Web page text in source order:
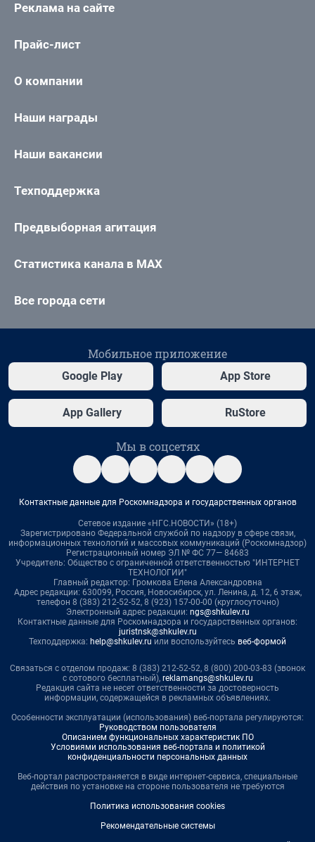
Реклама на сайте
Прайс-лист
О компании
Наши награды
Наши вакансии
Техподдержка
Предвыборная агитация
Статистика канала в MAX
Все города сети
Мобильное приложение
Google Play App Store
App Gallery RuStore
Мы в соцсетях
Контактные данные для Роскомнадзора и государственных органов
Сетевое издание «НГС.НОВОСТИ» (18+)
Зарегистрировано Федеральной службой по надзору в сфере связи,
информационных технологий и массовых коммуникаций (Роскомнадзор)
Регистрационный номер ЭЛ № ФС 77— 84683
Учредитель: Общество с ограниченной ответственностью "ИНТЕРНЕТ
ТЕХНОЛОГИИ"
Главный редактор: Громкова Елена Александровна
Адрес редакции: 630099, Россия, Новосибирск, ул. Ленина, д. 12, 6 этаж,
телефон 8 (383) 212-52-52, 8 (923) 157-00-00 (круглосуточно)
Электронный адрес редакции: ngs@shkulev.ru
Контактные данные для Роскомнадзора и государственных органов:
juristnsk@shkulev.ru
Техподдержка: help@shkulev.ru или воспользуйтесь веб-формой
Связаться с отделом продаж: 8 (383) 212-52-52, 8 (800) 200-03-83 (звонок
с сотового бесплатный), reklamangs@shkulev.ru
Редакция сайта не несет ответственности за достоверность
информации, содержащейся в рекламных объявлениях.
Особенности эксплуатации (использования) веб-портала регулируются:
Руководством пользователя
Описанием функциональных характеристик ПО
Условиями использования веб-портала и политикой
конфиденциальности персональных данных
Веб-портал распространяется в виде интернет-сервиса, специальные
действия по установке на стороне пользователя не требуются
Политика использования cookies
Рекомендательные системы